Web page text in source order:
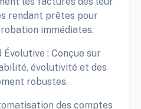
rendant prêtes pour
immédiates.
: Conçue sur
évolutivité et des
robustes.
des comptes